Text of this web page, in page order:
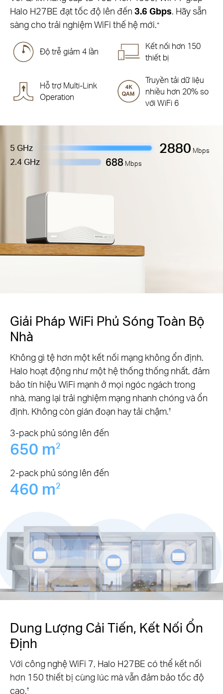
Halo H27BE đạt tốc độ lên đến 3.6 Gbps . Hãy sẵn
sàng cho trải nghiệm WiFi thế hệ mới. △
Độ trễ giảm 4 lần
Kết nối hơn 150
thiết bị
Hỗ trợ Multi-Link
Operation
Truyền tải dữ liệu
nhiều hơn 20% so
với WiFi 6
5 GHz 2880 Mbps
2.4 GHz 688 Mbps
Giải Pháp WiFi Phủ Sóng Toàn Bộ
Nhà
Không gì tệ hơn một kết nối mạng không ổn định.
Halo hoạt động như một hệ thống thống nhất, đảm
bảo tín hiệu WiFi mạnh ở mọi ngóc ngách trong
nhà, mang lại trải nghiệm mạng nhanh chóng và ổn
định. Không còn gián đoạn hay tải chậm.†
3-pack phủ sóng lên đến
650 m2
2-pack phủ sóng lên đến
460 m2
Dung Lượng Cải Tiến, Kết Nối Ổn
Định
Với công nghệ WiFi 7, Halo H27BE có thể kết nối
hơn 150 thiết bị cùng lúc mà vẫn đảm bảo tốc độ
cao.†